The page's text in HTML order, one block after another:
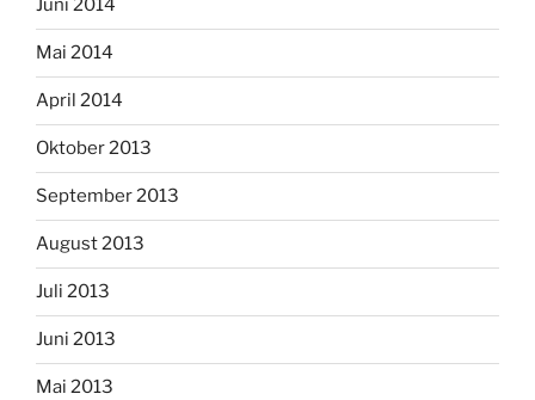
Juni 2014
Mai 2014
April 2014
Oktober 2013
September 2013
August 2013
Juli 2013
Juni 2013
Mai 2013